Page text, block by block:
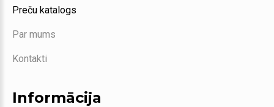
Preču katalogs
Par mums
Kontakti
Informācija